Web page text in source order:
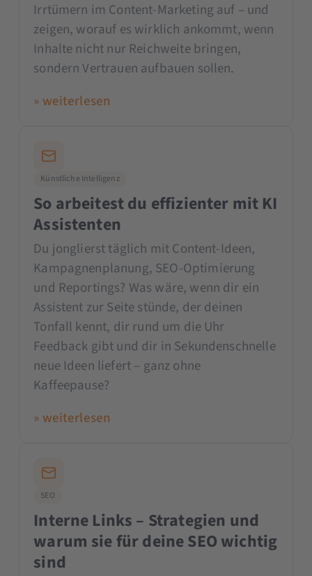
Irrtümern im Content-Marketing auf – und
zeigen, worauf es wirklich ankommt, wenn
Inhalte nicht nur Reichweite bringen,
sondern Vertrauen aufbauen sollen.
» weiterlesen
Künstliche Intelligenz
So arbeitest du effizienter mit KI
Assistenten
Du jonglierst täglich mit Content-Ideen,
Kampagnenplanung, SEO-Optimierung
und Reportings? Was wäre, wenn dir ein
Assistent zur Seite stünde, der deinen
Tonfall kennt, dir rund um die Uhr
Feedback gibt und dir in Sekundenschnelle
neue Ideen liefert – ganz ohne
Kaffeepause?
» weiterlesen
SEO
Interne Links – Strategien und
warum sie für deine SEO wichtig
sind